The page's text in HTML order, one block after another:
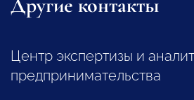
Другие контакты
Центр экспертизы и
предпринимательства